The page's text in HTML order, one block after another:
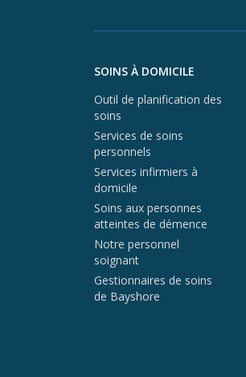
Aller au contenu du pied de page
SOINS À DOMICILE
Outil de planification des
soins
Services de soins
personnels
Services infirmiers à
domicile
Soins aux personnes
atteintes de démence
Notre personnel
soignant
Gestionnaires de soins
de Bayshore